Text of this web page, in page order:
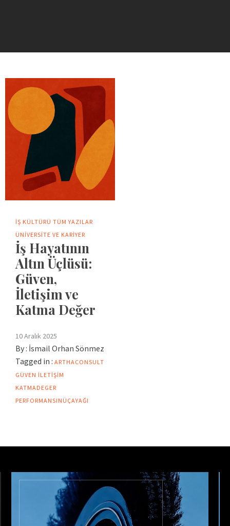
İŞ KÜLTÜRÜ TÜM YAZILAR
ÜNIVERSITE VE KARIYER
İş Hayatının
Altın Üçlüsü:
Güven,
İletişim ve
Katma Değer
10 Aralık 2025
By : İsmail Orhan Sönmez
Tagged in : ARTHACONSULT
GÜVEN ILETIŞIM
KATMADEGER
PERFORMANSINÜÇAYAĞI